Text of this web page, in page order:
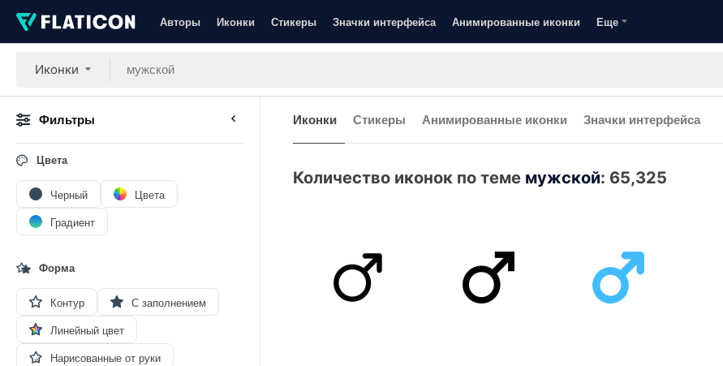
Авторы Иконки Стикеры Значки интерфейса Анимированные иконки Еще
Иконки
Фильтры
Цвета
Черный
Цвета
Градиент
Форма
Контур
С заполнением
Линейный цвет
Нарисованные от руки
Иконки Стикеры Анимированные иконки Значки интерфейса
Количество иконок по теме мужской: 65,325